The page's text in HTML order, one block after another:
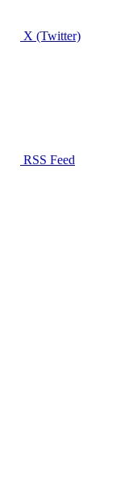
X (Twitter)
RSS Feed